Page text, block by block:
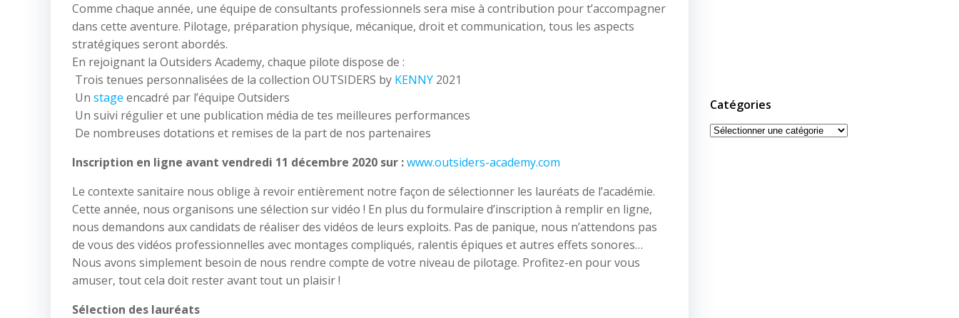
Comme chaque année, une équipe de consultants professionnels sera mise à contribution pour t’accompagner
dans cette aventure. Pilotage, préparation physique, mécanique, droit et communication, tous les aspects
stratégiques seront abordés.
En rejoignant la Outsiders Academy, chaque pilote dispose de :
Trois tenues personnalisées de la collection OUTSIDERS by KENNY 2021
Un stage encadré par l’équipe Outsiders
Un suivi régulier et une publication média de tes meilleures performances
De nombreuses dotations et remises de la part de nos partenaires
Inscription en ligne avant vendredi 11 décembre 2020 sur :www.outsiders-academy.com
Le contexte sanitaire nous oblige à revoir entièrement notre façon de sélectionner les lauréats de l’académie.
Cette année, nous organisons une sélection sur vidéo ! En plus du formulaire d’inscription à remplir en ligne,
nous demandons aux candidats de réaliser des vidéos de leurs exploits. Pas de panique, nous n’attendons pas
de vous des vidéos professionnelles avec montages compliqués, ralentis épiques et autres effets sonores…
Nous avons simplement besoin de nous rendre compte de votre niveau de pilotage. Profitez-en pour vous
amuser, tout cela doit rester avant tout un plaisir !
Sélection des lauréats
Catégories
Catégories